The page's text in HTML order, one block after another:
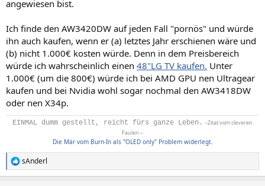
angewiesen bist.
Ich finde den AW3420DW auf jeden Fall "pornös" und würde
ihn auch kaufen, wenn er (a) letztes Jahr erschienen wäre und
(b) nicht 1.000€ kosten würde. Denn in dem Preisbereich
würde ich wahrscheinlich einen 48"LG TV kaufen. Unter
1.000€ (um die 800€) würde ich bei AMD GPU nen Ultragear
kaufen und bei Nvidia wohl sogar nochmal den AW3418DW
oder nen X34p.
EINMAL dumm gestellt, reicht fürs ganze Leben. ~Zitat vom cleveren
Faulen ~
Die Mär vom Burn-In als "OLED only" Problem widerlegt.
R
e
sAnderl